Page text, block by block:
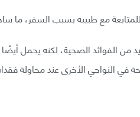
مع طبيبه بسبب السفر، ما
من الفوائد الصحية، لكنه يحمل
في النواحي الأخرى عند محاولة